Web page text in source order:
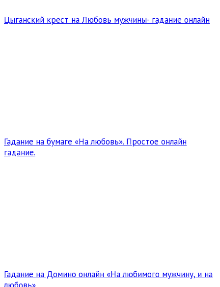
Цыганский крест на Любовь мужчины- гадание онлайн
Гадание на бумаге «На любовь». Простое онлайн
гадание.
Гадание на Домино онлайн «На любимого мужчину, и на